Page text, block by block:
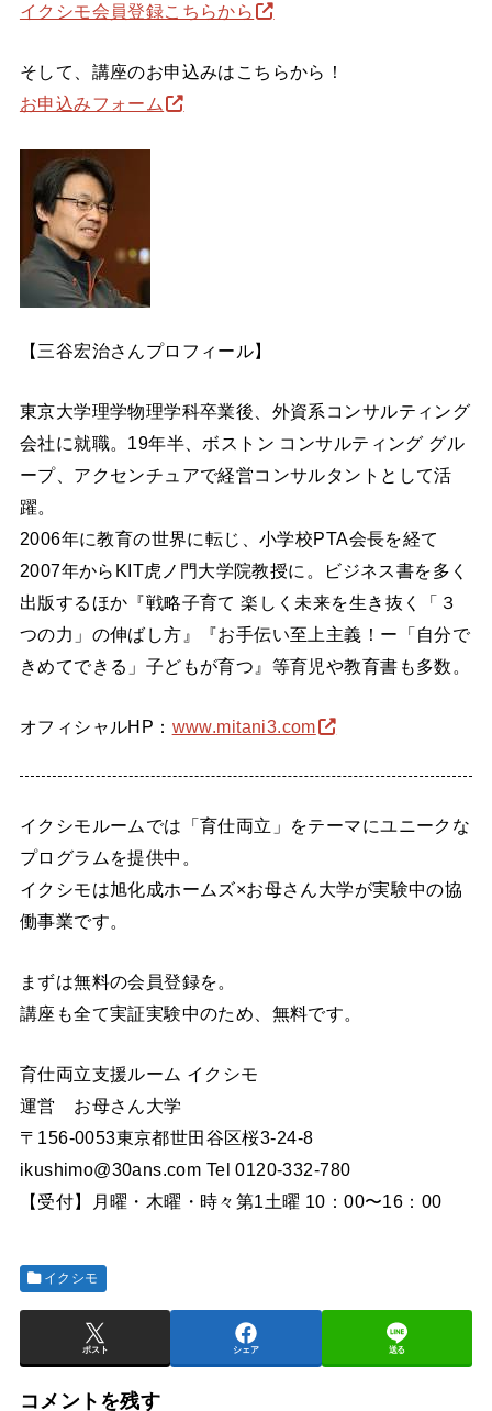
イクシモ会員登録こちらから
そして、講座のお申込みはこちらから！
お申込みフォーム
【三谷宏治さんプロフィール】
東京大学理学物理学科卒業後、外資系コンサルティング
会社に就職。19年半、ボストン コンサルティング グル
ープ、アクセンチュアで経営コンサルタントとして活
躍。
2006年に教育の世界に転じ、小学校PTA会長を経て
2007年からKIT虎ノ門大学院教授に。ビジネス書を多く
出版するほか『戦略子育て 楽しく未来を生き抜く「３
つの力」の伸ばし方』『お手伝い至上主義！ー「自分で
きめてできる」子どもが育つ』等育児や教育書も多数。
オフィシャルHP： www.mitani3.com
イクシモルームでは「育仕両立」をテーマにユニークな
プログラムを提供中。
イクシモは旭化成ホームズ×お母さん大学が実験中の協
働事業です。
まずは無料の会員登録を。
講座も全て実証実験中のため、無料です。
育仕両立支援ルーム イクシモ
運営 お母さん大学
〒156-0053東京都世田谷区桜3-24-8
ikushimo@30ans.com Tel 0120-332-780
【受付】月曜・木曜・時々第1土曜 10：00〜16：00
イクシモ
ポスト シェア 送る
コメントを残す